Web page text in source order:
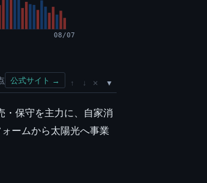
08/07
公式サイト → ↑ ↓ ×
・保守を主力に、自家消
ームから太陽光へ事業